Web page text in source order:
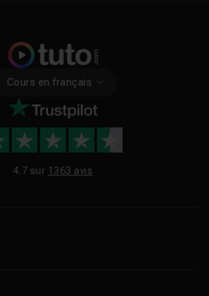
Cours en français
4.7 sur 1363 avis